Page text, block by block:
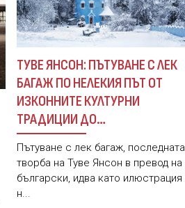
ТУВЕ ЯНСОН: ПЪТУВАНЕ С ЛЕК
БАГАЖ ПО НЕЛЕКИЯ ПЪТ ОТ
ИЗКОННИТЕ КУЛТУРНИ
ТРАДИЦИИ ДО
ПОСТМОДЕРНИЯ КУЛТ
Пътуване с лек багаж, последната
творба на Туве Янсон в превод на
български, идва като илюстрация
н...